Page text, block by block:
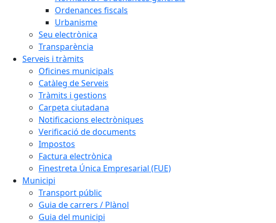
Ordenances fiscals
Urbanisme
Seu electrònica
Transparència
Serveis i tràmits
Oficines municipals
Catàleg de Serveis
Tràmits i gestions
Carpeta ciutadana
Notificacions electròniques
Verificació de documents
Impostos
Factura electrònica
Finestreta Única Empresarial (FUE)
Municipi
Transport públic
Guia de carrers / Plànol
Guia del municipi